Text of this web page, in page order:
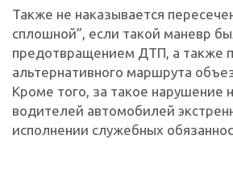
Также не наказывается
сплошной”, если такой маневр
предотвращением ДТП, а также
альтернативного маршрута
Кроме того, за такое нарушение
водителей автомобилей
исполнении служебных